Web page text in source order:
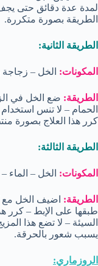
لمدة عدة دقائق حتى
الطريقة بصورة متكررة.
الطريقة الثانية:
المكونات: الخل –
الطريقة: ضع الخل في
الحمام – لا تنس
كرر هذا العلاج بصورة
الطريقة الثالثة:
المكونات: الخل – الماء
الطريقة: اضيف الخل مع
طبقها على الإبط – كرر
السيئة – لا تضع هذا
يسبب شعور بالحرقة.
الروزماري: